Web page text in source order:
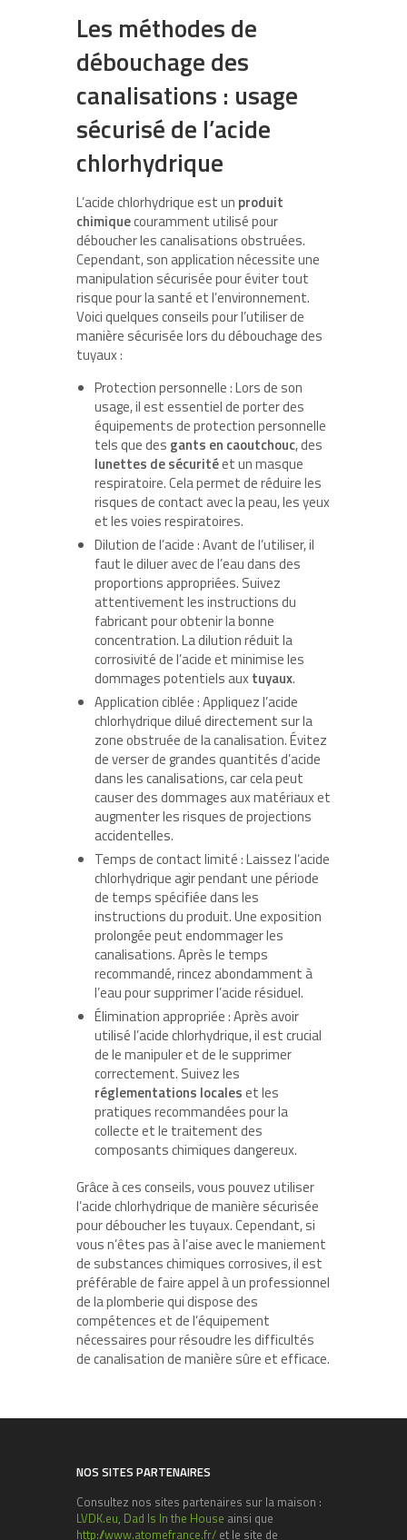
Les méthodes de
débouchage des
canalisations : usage
sécurisé de l’acide
chlorhydrique
L’acide chlorhydrique est un produit
chimiquecouramment utilisé pour
déboucher les canalisations obstruées.
Cependant, son application nécessite une
manipulation sécurisée pour éviter tout
risque pour la santé et l’environnement.
Voici quelques conseils pour l’utiliser de
manière sécurisée lors du débouchage des
tuyaux :
Protection personnelle : Lors de son
usage, il est essentiel de porter des
équipements de protection personnelle
tels que des gants en caoutchouc, des
lunettes de sécuritéet un masque
respiratoire. Cela permet de réduire les
risques de contact avec la peau, les yeux
et les voies respiratoires.
Dilution de l’acide : Avant de l’utiliser, il
faut le diluer avec de l’eau dans des
proportions appropriées. Suivez
attentivement les instructions du
fabricant pour obtenir la bonne
concentration. La dilution réduit la
corrosivité de l’acide et minimise les
dommages potentiels auxtuyaux.
Application ciblée : Appliquez l’acide
chlorhydrique dilué directement sur la
zone obstruée de la canalisation. Évitez
de verser de grandes quantités d’acide
dans les canalisations, car cela peut
causer des dommages aux matériaux et
augmenter les risques de projections
accidentelles.
Temps de contact limité : Laissez l’acide
chlorhydrique agir pendant une période
de temps spécifiée dans les
instructions du produit. Une exposition
prolongée peut endommager les
canalisations. Après le temps
recommandé, rincez abondamment à
l’eau pour supprimer l’acide résiduel.
Élimination appropriée : Après avoir
utilisé l’acide chlorhydrique, il est crucial
de le manipuler et de le supprimer
correctement. Suivez les
réglementations localeset les
pratiques recommandées pour la
collecte et le traitement des
composants chimiques dangereux.
Grâce à ces conseils, vous pouvez utiliser
l’acide chlorhydrique de manière sécurisée
pour déboucher les tuyaux. Cependant, si
vous n’êtes pas à l’aise avec le maniement
de substances chimiques corrosives, il est
préférable de faire appel à un professionnel
de la plomberie qui dispose des
compétences et de l’équipement
nécessaires pour résoudre les difficultés
de canalisation de manière sûre et efficace.
NOS SITES PARTENAIRES
Consultez nos sites partenaires sur la maison :
LVDK.eu, Dad Is In the House ainsi que
http://www.atomefrance.fr/ et le site de